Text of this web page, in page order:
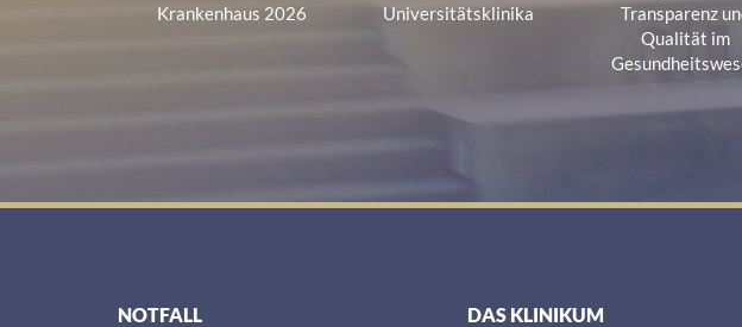
Krankenhaus 2026
Universitätsklinika
Transparenz
Qualität im
NOTFALL DAS KLINIKUM